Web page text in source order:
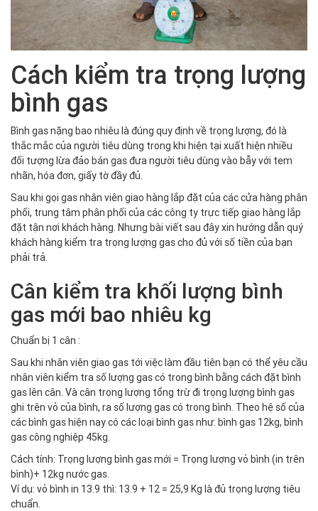
Cách kiểm tra trọng lượng
bình gas
Bình gas nặng bao nhiêu là đúng quy định về trọng lượng, đó là
thắc mắc của người tiêu dùng trong khi hiện tại xuất hiện nhiều
đối tượng lừa đảo bán gas đưa người tiêu dùng vào bẫy với tem
nhãn, hóa đơn, giấy tờ đầy đủ.
Sau khi gọi gas nhân viên giao hàng lắp đặt của các cửa hàng phân
phối, trung tâm phân phối của các công ty trực tiếp giao hàng lắp
đặt tận nơi khách hàng. Nhưng bài viết sau đây xin hướng dẫn quý
khách hàng kiểm tra trọng lượng gas cho đủ với số tiền của bạn
phải trả.
Cân kiểm tra khối lượng bình
gas mới bao nhiêu kg
Chuẩn bị 1 cân :
Sau khi nhân viên giao gas tới việc làm đầu tiên bạn có thể yêu cầu
nhân viên kiểm tra số lượng gas có trong bình bằng cách đặt bình
gas lên cân. Và cân trọng lượng tổng trừ đi trọng lượng bình gas
ghi trên vỏ của bình, ra số lượng gas có trong bình. Theo hệ số của
các bình gas hiện nay có các loại bình gas như: bình gas 12kg, bình
gas công nghiệp 45kg.
Cách tính: Trọng lượng bình gas mới = Trọng lượng vỏ bình (in trên
bình)+ 12kg nước gas.
Ví dụ: vỏ bình in 13.9 thì: 13.9 + 12 = 25,9 Kg là đủ trọng lượng tiêu
chuẩn.